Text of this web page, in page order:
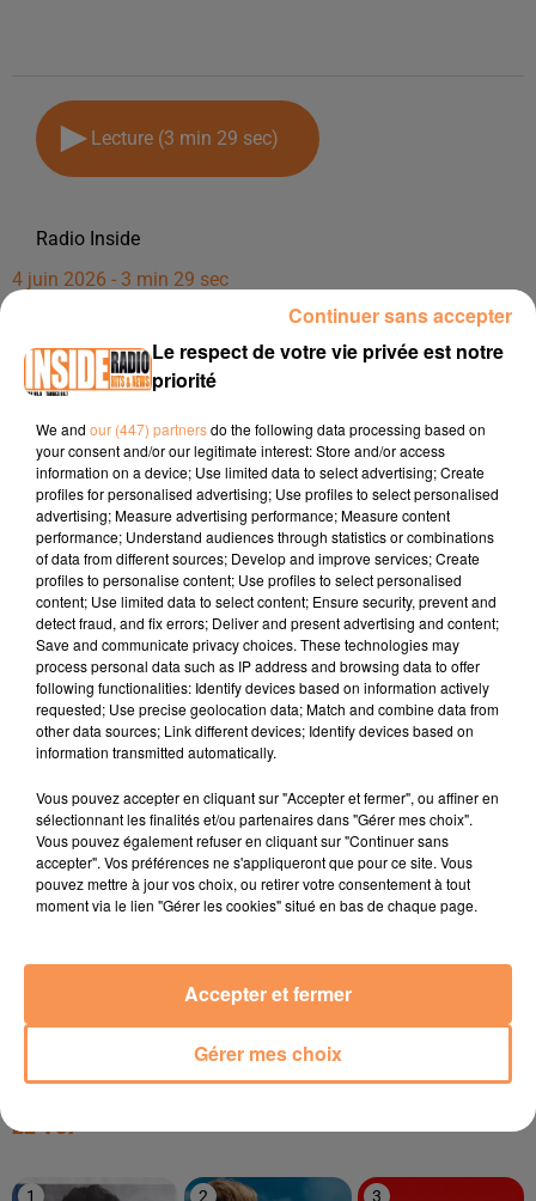
Lecture (3 min 29 sec)
Radio Inside
4 juin 2026 - 3 min 29 sec
INTERVIEW DE THOMAS "JPO DU 12 AU 14 JUIN SIPA
AUTOMOBILES" À LESCAR & TARBES, SUR RADIO INSIDE
Site internet :www.sipa-automobiles.fr
Facebook
Lescar : Volkswagen - Sipa Automobiles - Pau Lescar
Tarbes :Volkswagen - Sipa Automobiles - Tarbes
Instagram :@volkswagensipaautomobiles
TITRES DIFFUSÉS
BORMIN'
10h18
10h18
A-HA
Take On Me
10h15
10h15
ED SHERRAN
LE TOP
1 2 3
Le respect de votre vie privée est notre
priorité
We and our (447) partnersdo the following data processing based on
your consent and/or our legitimate interest: Store and/or access
information on a device; Use limited data to select advertising; Create
profiles for personalised advertising; Use profiles to select personalised
advertising; Measure advertising performance; Measure content
performance; Understand audiences through statistics or combinations
of data from different sources; Develop and improve services; Create
profiles to personalise content; Use profiles to select personalised
content; Use limited data to select content; Ensure security, prevent and
detect fraud, and fix errors; Deliver and present advertising and content;
Save and communicate privacy choices. These technologies may
process personal data such as IP address and browsing data to offer
following functionalities: Identify devices based on information actively
requested; Use precise geolocation data; Match and combine data from
other data sources; Link different devices; Identify devices based on
information transmitted automatically.
Vous pouvez accepter en cliquant sur "Accepter et fermer", ou affiner en
sélectionnant les finalités et/ou partenaires dans "Gérer mes choix".
Vous pouvez également refuser en cliquant sur "Continuer sans
accepter". Vos préférences ne s'appliqueront que pour ce site. Vous
pouvez mettre à jour vos choix, ou retirer votre consentement à tout
moment via le lien "Gérer les cookies" situé en bas de chaque page.
Gérer mes choix
Accepter et fermer
Continuer sans accepter